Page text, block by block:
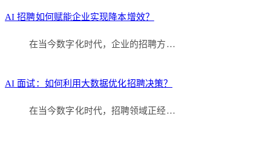
AI 招聘如何赋能企业实现降本增效？
在当今数字化时代，企业的招聘方…
AI 面试：如何利用大数据优化招聘决策？
在当今数字化时代，招聘领域正经…